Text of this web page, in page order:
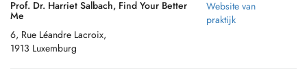
Prof. Dr. Harriet Salbach, Find Your Better
Me
6, Rue Léandre Lacroix,
1913 Luxemburg
Website van
praktijk